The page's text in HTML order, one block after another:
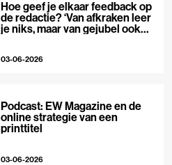
Hoe geef je elkaar feedback op
de redactie? ‘Van afkraken leer
je niks, maar van gejubel ook
03-06-2026
Podcast: EW Magazine en de
online strategie van een
printtitel
03-06-2026